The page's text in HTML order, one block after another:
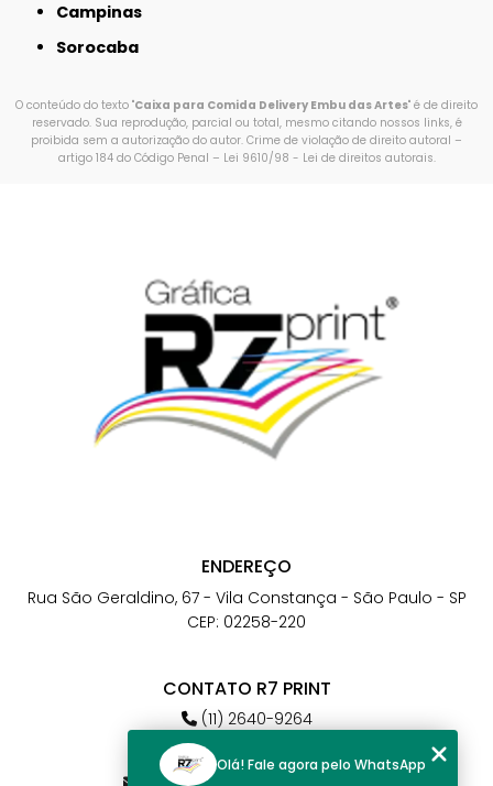
Campinas
Sorocaba
O conteúdo do texto "Caixa para Comida Delivery Embu das Artes" é de direito
reservado. Sua reprodução, parcial ou total, mesmo citando nossos links, é
proibida sem a autorização do autor. Crime de violação de direito autoral –
artigo 184 do Código Penal – Lei 9610/98 - Lei de direitos autorais.
ENDEREÇO
Rua São Geraldino, 67 - Vila Constança - São Paulo - SP
CEP: 02258-220
CONTATO R7 PRINT
(11) 2640-9264
(11) 98784-6664
Olá! Fale agora pelo WhatsApp